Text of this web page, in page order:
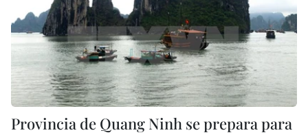
Provincia de Quang Ninh se prepara para